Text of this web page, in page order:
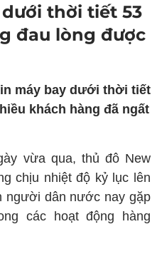
thời tiết 53
đau lòng được
máy bay dưới thời tiết
khách hàng đã ngất
vừa qua, thủ đô New
chịu nhiệt độ kỷ lục lên
người dân nước nay gặp
các hoạt động hàng